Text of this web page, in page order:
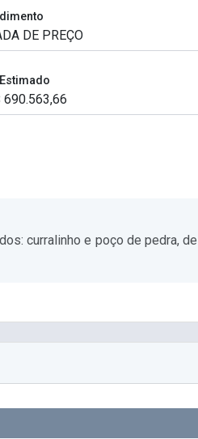
curralinho e poço de pedra,